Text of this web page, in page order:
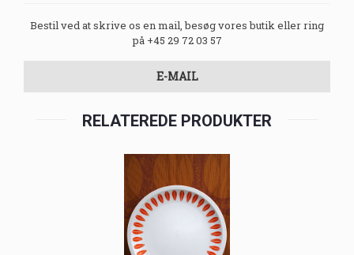
Bestil ved at skrive os en mail, besøg vores butik eller ring
på +45 29 72 03 57
E-MAIL
RELATEREDE PRODUKTER